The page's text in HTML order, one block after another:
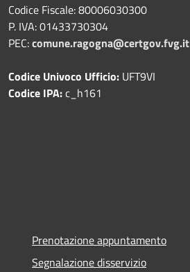
Codice Fiscale: 80006030300
P. IVA: 01433730304
PEC:comune.ragogna@certgov.fvg.it
Codice Univoco Ufficio: UFT9VI
Codice IPA:c_h161
Prenotazione appuntamento
Segnalazione disservizio